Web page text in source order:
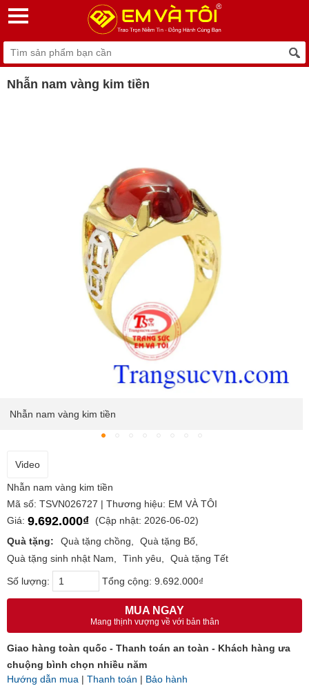
Nhẫn nam vàng kim tiền
Nhẫn nam vàng kim tiền
Video
Nhẫn nam vàng kim tiền
Mã số: TSVN026727 | Thương hiệu: EM VÀ TÔI
Giá: 9.692.000₫
(Cập nhật: 2026-06-02)
Quà tặng:
Quà tặng chồng
Quà tặng Bố
Quà tặng sinh nhật Nam
Tình yêu Quà tặng Tết
Số lượng: Tổng cộng: 9.692.000₫
MUA NGAY
Mang thịnh vượng về với bản thân
Giao hàng toàn quốc - Thanh toán an toàn - Khách hàng ưa
chuộng bình chọn nhiều năm
Hướng dẫn mua | Thanh toán | Bảo hành